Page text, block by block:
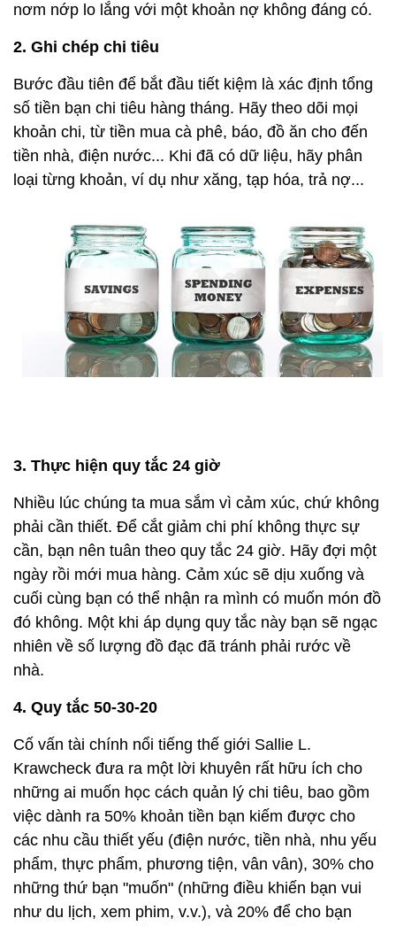
nơm nớp lo lắng với một khoản nợ không đáng có.
2. Ghi chép chi tiêu
Bước đầu tiên để bắt đầu tiết kiệm là xác định tổng
số tiền bạn chi tiêu hàng tháng. Hãy theo dõi mọi
khoản chi, từ tiền mua cà phê, báo, đồ ăn cho đến
tiền nhà, điện nước... Khi đã có dữ liệu, hãy phân
loại từng khoản, ví dụ như xăng, tạp hóa, trả nợ...
3. Thực hiện quy tắc 24 giờ
Nhiều lúc chúng ta mua sắm vì cảm xúc, chứ không
phải cần thiết. Để cắt giảm chi phí không thực sự
cần, bạn nên tuân theo quy tắc 24 giờ. Hãy đợi một
ngày rồi mới mua hàng. Cảm xúc sẽ dịu xuống và
cuối cùng bạn có thể nhận ra mình có muốn món đồ
đó không. Một khi áp dụng quy tắc này bạn sẽ ngạc
nhiên về số lượng đồ đạc đã tránh phải rước về
nhà.
4. Quy tắc 50-30-20
Cố vấn tài chính nổi tiếng thế giới Sallie L.
Krawcheck đưa ra một lời khuyên rất hữu ích cho
những ai muốn học cách quản lý chi tiêu, bao gồm
việc dành ra 50% khoản tiền bạn kiếm được cho
các nhu cầu thiết yếu (điện nước, tiền nhà, nhu yếu
phẩm, thực phẩm, phương tiện, vân vân), 30% cho
những thứ bạn "muốn" (những điều khiến bạn vui
như du lịch, xem phim, v.v.), và 20% để cho bạn